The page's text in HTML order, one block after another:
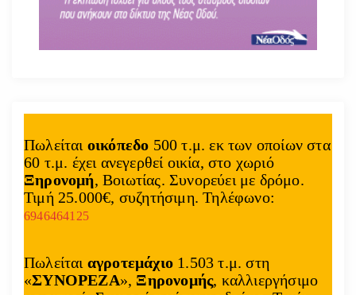
Πωλείται οικόπεδο 500 τ.μ. εκ των οποίων στα
60 τ.μ. έχει ανεγερθεί οικία, στο χωριό
Ξηρονομή, Βοιωτίας. Συνορεύει με δρόμο.
Τιμή 25.000€, συζητήσιμη. Τηλέφωνο:
6946464125
Πωλείται αγροτεμάχιο 1.503 τ.μ. στη
«ΣΥΝΟΡΕΖΑ», Ξηρονομής, καλλιεργήσιμο